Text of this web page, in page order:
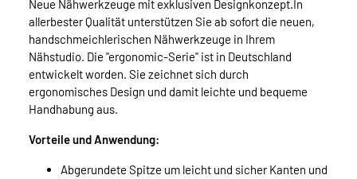
Neue Nähwerkzeuge mit exklusiven Designkonzept.In
allerbester Qualität unterstützen Sie ab sofort die neuen,
handschmeichlerischen Nähwerkzeuge in Ihrem
Nähstudio. Die "ergonomic-Serie" ist in Deutschland
entwickelt worden. Sie zeichnet sich durch
ergonomisches Design und damit leichte und bequeme
Handhabung aus.
Vorteile und Anwendung:
Abgerundete Spitze um leicht und sicher Kanten und